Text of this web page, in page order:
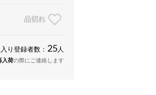
品切れ
り登録者数： 25 人
入荷の際にご連絡します